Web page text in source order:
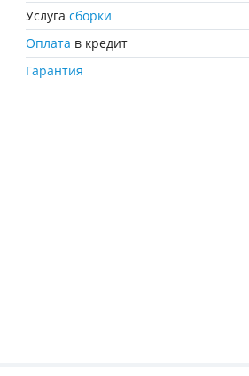
Услугасборки
Оплата в кредит
Гарантия